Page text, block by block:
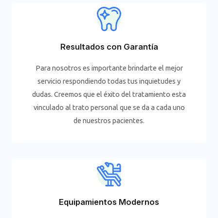
Resultados con Garantía
Para nosotros es importante brindarte el mejor
servicio respondiendo todas tus inquietudes y
dudas. Creemos que el éxito del tratamiento esta
vinculado al trato personal que se da a cada uno
de nuestros pacientes.
Equipamientos Modernos